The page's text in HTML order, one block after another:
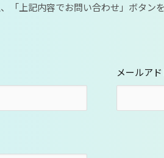
「上記内容でお問い合わせ」ボタン
メールア